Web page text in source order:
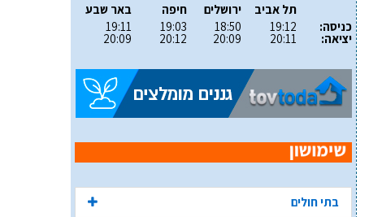
כניסה:
יציאה:
תל אביב
19:12
20:11
ירושלים
18:50
20:09
חיפה
19:03
20:12
באר שבע
19:11
20:09
בתי חולים